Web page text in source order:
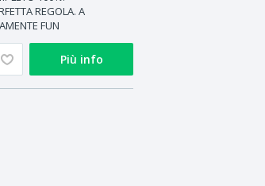
REGOLA. A
FUN
Più info